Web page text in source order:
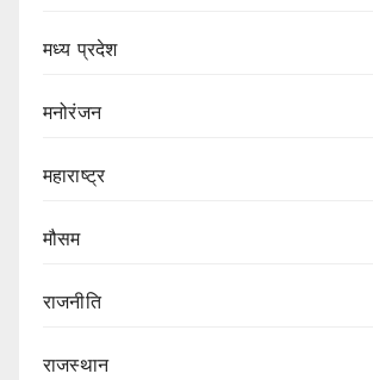
मध्य प्रदेश
मनोरंजन
महाराष्ट्र
मौसम
राजनीति
राजस्थान